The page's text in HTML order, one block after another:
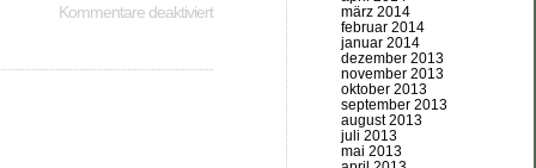
Kommentare deaktiviert
märz 2014
februar 2014
januar 2014
dezember 2013
november 2013
oktober 2013
september 2013
august 2013
juli 2013
mai 2013